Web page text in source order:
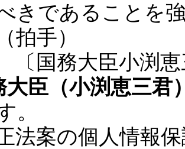
きであることを
拍手）
国務大臣小渕恵
大臣（小渕恵三君
。
法案の個人情報